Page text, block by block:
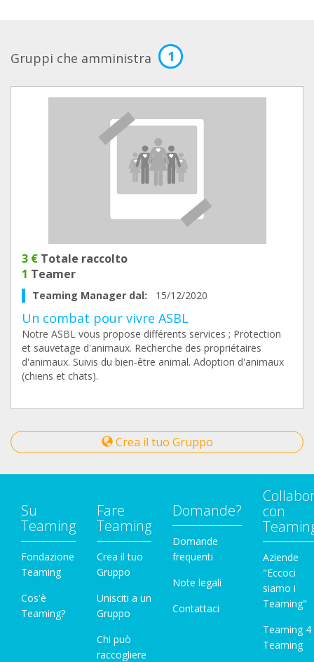
Gruppi che amministra 1
3 € Totale raccolto
1 Teamer
Teaming Manager dal: 15/12/2020
Un combat pour vivre ASBL
Notre ASBL vous propose différents services ; Protection
et sauvetage d'animaux. Recherche des propriétaires
d'animaux. Suivis du bien-être animal. Adoption d'animaux
(chiens et chats).
Crea il tuo Gruppo
Su
Teaming
Fondazione
Teaming
Cos'è
Teaming?
Fare
Teaming
Crea il tuo
Gruppo
Unisciti a un
Gruppo
Chi può
raccogliere
Domande?
Domande
frequenti
Note legali
Contattaci
con
Aziende
"Eccoci
siamo i
Teaming"
Teaming 4
Teaming